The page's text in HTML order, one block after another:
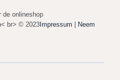
de onlineshop
br> © 2023Impressum | Neem